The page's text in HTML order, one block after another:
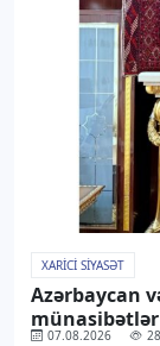
XARICI SIYASƏT
Azərbaycan
07.08.2026 28